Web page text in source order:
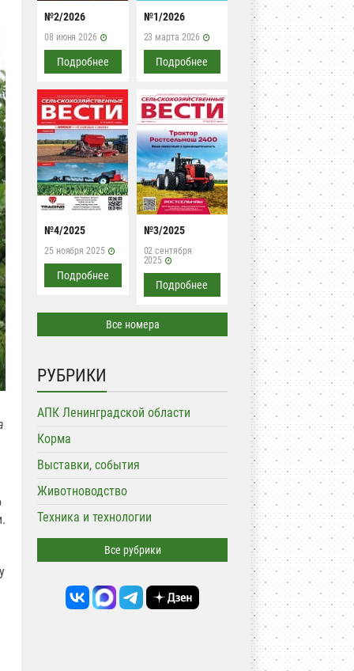
№2/2026
08 июня 2026
Подробнее
№1/2026
23 марта 2026
Подробнее
№4/2025
25 ноября 2025
Подробнее
№3/2025
02 сентября
2025
Подробнее
Все номера
РУБРИКИ
АПК Ленинградской области
Корма
Выставки, события
Животноводство
Техника и технологии
Все рубрики